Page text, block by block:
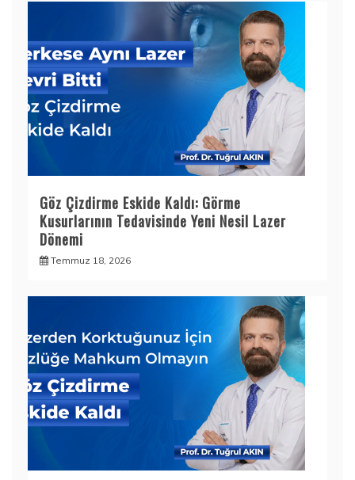
Göz Çizdirme Eskide Kaldı: Görme
Kusurlarının Tedavisinde Yeni Nesil Lazer
Dönemi
Temmuz 18, 2026